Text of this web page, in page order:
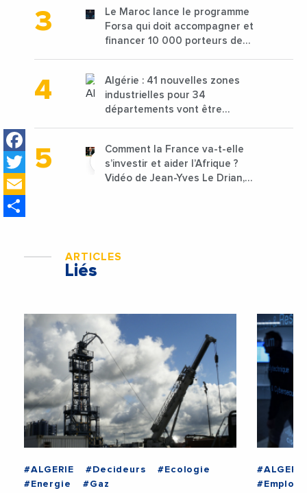
Facebook
Twitter
Le Maroc lance le programme
Forsa qui doit accompagner et
financer 10 000 porteurs de
Algérie : 41 nouvelles zones
industrielles pour 34
départements vont être
Comment la France va-t-elle
s’investir et aider l’Afrique ?
Vidéo de Jean-Yves Le Drian,
ARTICLES
Liés
#ALGERIE #Decideurs
#Ecologie
#Energie
#Gaz
#ALGERIE
#Emploi